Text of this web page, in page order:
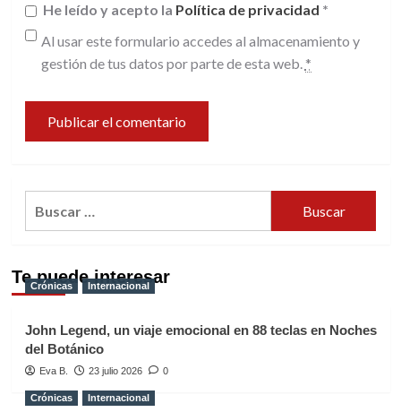
He leído y acepto la Política de privacidad *
Al usar este formulario accedes al almacenamiento y
gestión de tus datos por parte de esta web. *
Te puede interesar
Crónicas Internacional
John Legend, un viaje emocional en 88 teclas en Noches
del Botánico
Eva B. 23 julio 2026 0
Crónicas Internacional